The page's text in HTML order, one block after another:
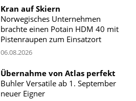
Kran auf Skiern
Norwegisches Unternehmen
brachte einen Potain HDM 40 mit
Pistenraupen zum Einsatzort
06.08.2026
Übernahme von Atlas perfekt
Buhler Versatile ab 1. September
neuer Eigner